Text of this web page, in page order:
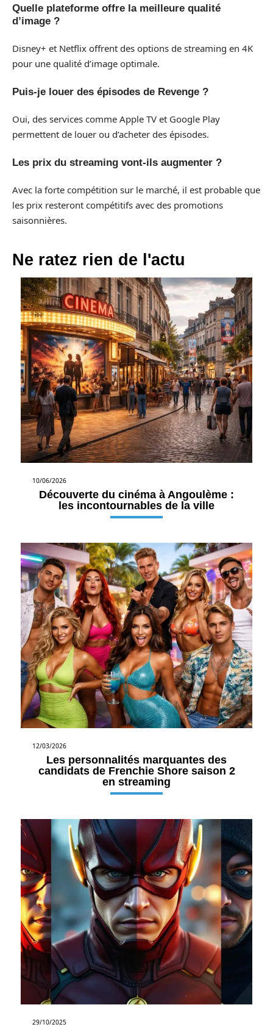
Quelle plateforme offre la meilleure qualité
d’image ?
Disney+ et Netflix offrent des options de streaming en 4K
pour une qualité d’image optimale.
Puis-je louer des épisodes de Revenge ?
Oui, des services comme Apple TV et Google Play
permettent de louer ou d’acheter des épisodes.
Les prix du streaming vont-ils augmenter ?
Avec la forte compétition sur le marché, il est probable que
les prix resteront compétitifs avec des promotions
saisonnières.
Ne ratez rien de l'actu
10/06/2026
Découverte du cinéma à Angoulème :
les incontournables de la ville
12/03/2026
Les personnalités marquantes des
candidats de Frenchie Shore saison 2
en streaming
29/10/2025